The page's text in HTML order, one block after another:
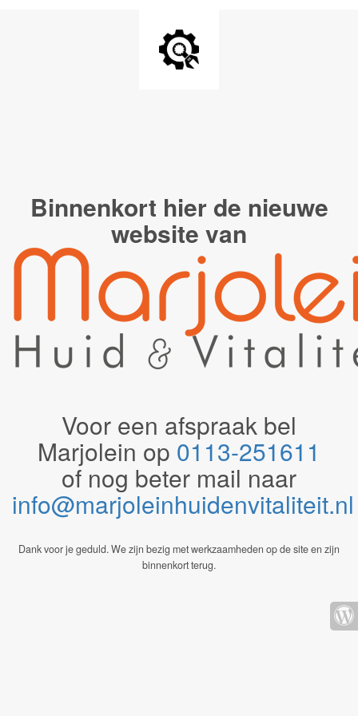
Binnenkort hier de nieuwe
website van
Voor een afspraak bel
Marjolein op 0113-251611
of nog beter mail naar
Dank voor je geduld. We zijn bezig met werkzaamheden op de site en zijn
binnenkort terug.